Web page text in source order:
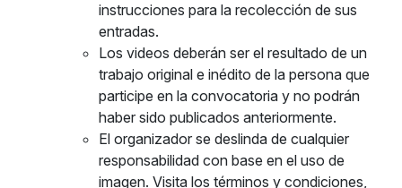
instrucciones para la recolección de sus
entradas.
Los videos deberán ser el resultado de un
trabajo original e inédito de la persona que
participe en la convocatoria y no podrán
haber sido publicados anteriormente.
El organizador se deslinda de cualquier
responsabilidad con base en el uso de
imagen. Visita los términos y condiciones,